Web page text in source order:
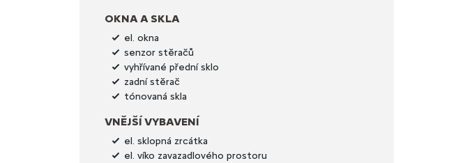
OKNA A SKLA
el. okna
senzor stěračů
vyhřívané přední sklo
zadní stěrač
tónovaná skla
VNĚJŠÍ VYBAVENÍ
el. sklopná zrcátka
el. víko zavazadlového prostoru